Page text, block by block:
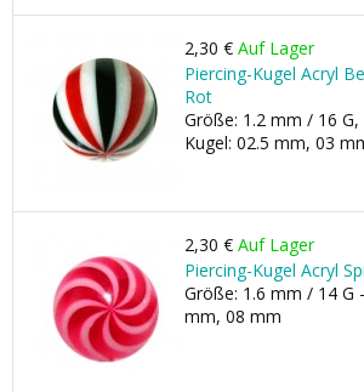
2,30 € Auf Lager
Piercing-Kugel Acryl
Rot
Größe: 1.2 mm / 16
Kugel: 02.5 mm, 03
2,30 € Auf Lager
Piercing-Kugel Acryl
Größe: 1.6 mm / 14 G
mm, 08 mm